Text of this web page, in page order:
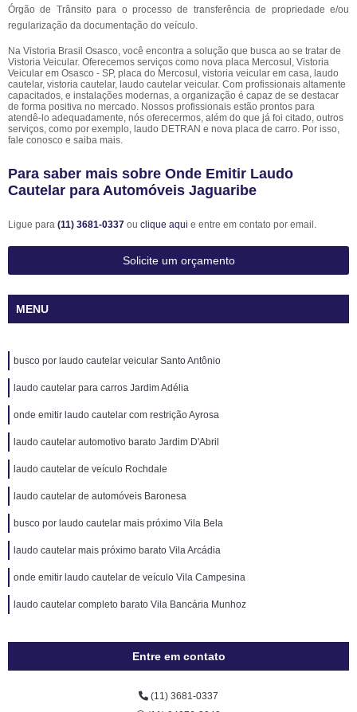
Órgão de Trânsito para o processo de transferência de propriedade e/ou
regularização da documentação do veículo.
Na Vistoria Brasil Osasco, você encontra a solução que busca ao se tratar de
Vistoria Veicular. Oferecemos serviços como nova placa Mercosul, Vistoria
Veicular em Osasco - SP, placa do Mercosul, vistoria veicular em casa, laudo
cautelar, vistoria cautelar, laudo cautelar veicular. Com profissionais altamente
capacitados, e instalações modernas, a organização é capaz de se destacar
de forma positiva no mercado. Nossos profissionais estão prontos para
atendê-lo adequadamente, nós oferecermos, além do que já foi citado, outros
serviços, como por exemplo, laudo DETRAN e nova placa de carro. Por isso,
fale conosco e saiba mais.
Para saber mais sobre Onde Emitir Laudo
Cautelar para Automóveis Jaguaribe
Ligue para (11) 3681-0337 ou clique aqui e entre em contato por email.
Solicite um orçamento
MENU
busco por laudo cautelar veicular Santo Antônio
laudo cautelar para carros Jardim Adélia
onde emitir laudo cautelar com restrição Ayrosa
laudo cautelar automotivo barato Jardim D'Abril
laudo cautelar de veículo Rochdale
laudo cautelar de automóveis Baronesa
busco por laudo cautelar mais próximo Vila Bela
laudo cautelar mais próximo barato Vila Arcádia
onde emitir laudo cautelar de veículo Vila Campesina
laudo cautelar completo barato Vila Bancária Munhoz
Entre em contato
(11) 3681-0337